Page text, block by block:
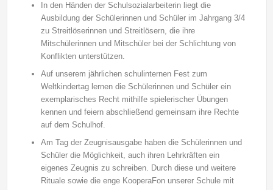
In den Händen der Schulsozialarbeiterin liegt die
Ausbildung der Schülerinnen und Schüler im Jahrgang 3/4
zu Streitlöserinnen und Streitlösern, die ihre
Mitschülerinnen und Mitschüler bei der Schlichtung von
Konflikten unterstützen.
Auf unserem jährlichen schulinternen Fest zum
Weltkindertag lernen die Schülerinnen und Schüler ein
exemplarisches Recht mithilfe spielerischer Übungen
kennen und feiern abschließend gemeinsam ihre Rechte
auf dem Schulhof.
Am Tag der Zeugnisausgabe haben die Schülerinnen und
Schüler die Möglichkeit, auch ihren Lehrkräften ein
eigenes Zeugnis zu schreiben. Durch diese und weitere
Rituale sowie die enge KooperaFon unserer Schule mit